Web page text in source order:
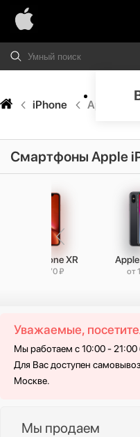
iPhone Apple
Смартфоны Apple
Apple iPhone XR
от 16 870 ₽ от
Уважаемые,
Мы работаем с 10:00 - 21:00
Для Вас доступен
Москве.
Мы продаем